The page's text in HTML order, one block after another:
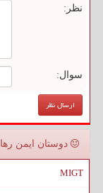
نظر:
سوال:
دوستان ایمن رها
MIGT